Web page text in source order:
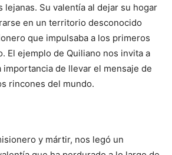
lejanas. Su valentía al dejar su hogar
en un territorio desconocido
que impulsaba a los primeros
El ejemplo de Quiliano nos invita a
de llevar el mensaje de
rincones del mundo.
y mártir, nos legó un